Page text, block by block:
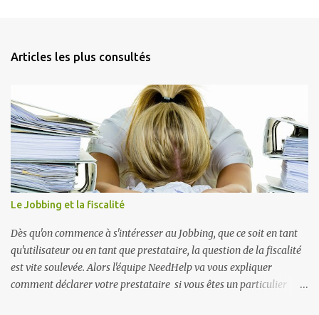
n
i
r
e
s
Articles les plus consultés
Le Jobbing et la fiscalité
Dès qu'on commence à s'intéresser au Jobbing, que ce soit en tant
qu'utilisateur ou en tant que prestataire, la question de la fiscalité
est vite soulevée. Alors l'équipe NeedHelp va vous expliquer
comment déclarer votre prestataire si vous êtes un particulier